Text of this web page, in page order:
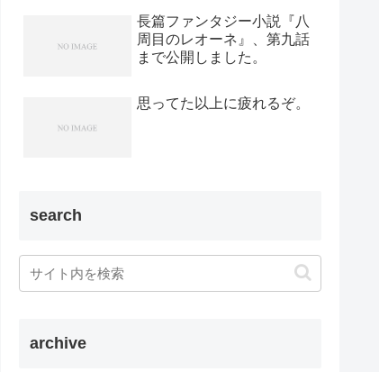
長篇ファンタジー小説『八
周目のレオーネ』、第九話
まで公開しました。
思ってた以上に疲れるぞ。
search
archive